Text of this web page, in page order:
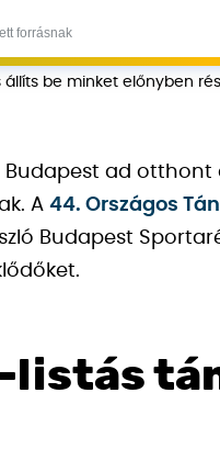
forrásnak
állíts be minket előnyben
Budapest ad
A 44. Országos
Budapest
listás